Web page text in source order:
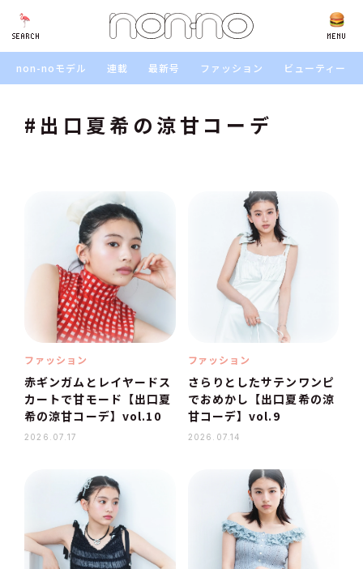
SEARCH MENU
SEARCH
non-noモデル 連載 最新号 ファッション ビューティー
#出口夏希の涼甘コーデ
ファッション
赤ギンガムとレイヤードス
カートで甘モード【出口夏
希の涼甘コーデ】vol.10
2026.07.17
ファッション
さらりとしたサテンワンピ
でおめかし【出口夏希の涼
甘コーデ】vol.9
2026.07.14